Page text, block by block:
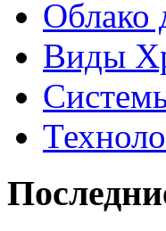
Облако
Виды